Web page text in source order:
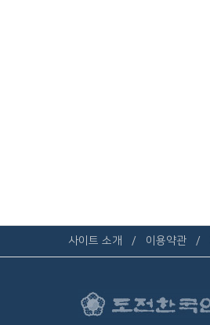
사이트 소개 이용약관